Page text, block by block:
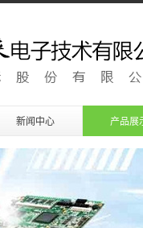
新闻中心 产品展